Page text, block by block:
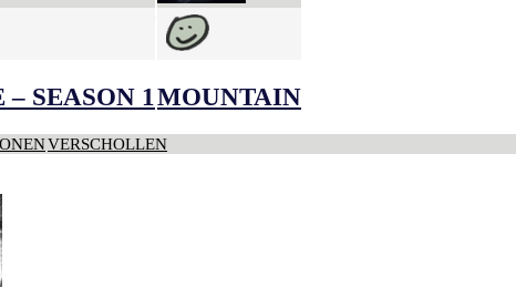
SEASON 1MOUNTAIN
VERSCHOLLEN